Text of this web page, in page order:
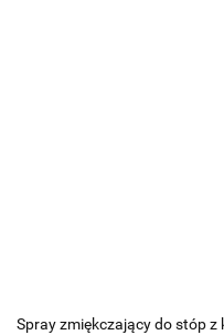
Spray zmiękczający do stóp z